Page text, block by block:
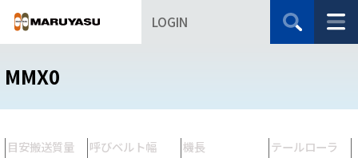
LOGIN
MMX0
目安搬送質量 呼びベルト幅 機長 テールローラ